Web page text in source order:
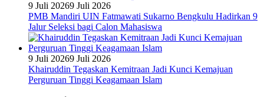
9 Juli 20269 Juli 2026
PMB Mandiri UIN Fatmawati Sukarno Bengkulu Hadirkan 9
Jalur Seleksi bagi Calon Mahasiswa
9 Juli 20269 Juli 2026
Khairuddin Tegaskan Kemitraan Jadi Kunci Kemajuan
Perguruan Tinggi Keagamaan Islam